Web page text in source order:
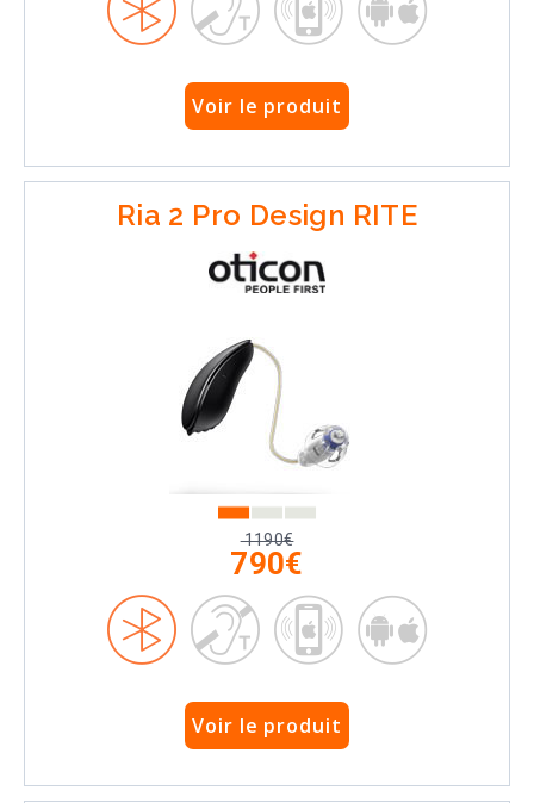
Voir le produit
Ria 2 Pro Design RITE
1190€
790€
Voir le produit